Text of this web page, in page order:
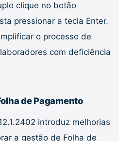
clique no botão
pressionar a tecla Enter.
o processo de
com deficiência
de Pagamento
introduz melhorias
a gestão de Folha de